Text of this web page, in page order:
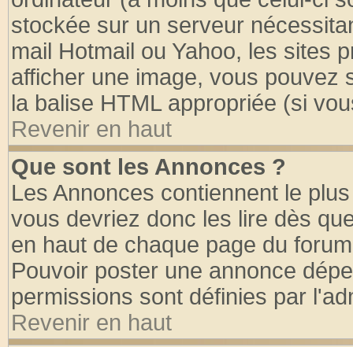
stockée sur un serveur
mail Hotmail ou Yahoo, les sites
afficher une image, vous pouvez
la balise HTML appropriée (si
Revenir en haut
Que sont les Annonces ?
Les Annonces contiennent le
vous devriez donc les lire dès
en haut de chaque page du
Pouvoir poster une annonce
permissions sont définies par
Revenir en haut